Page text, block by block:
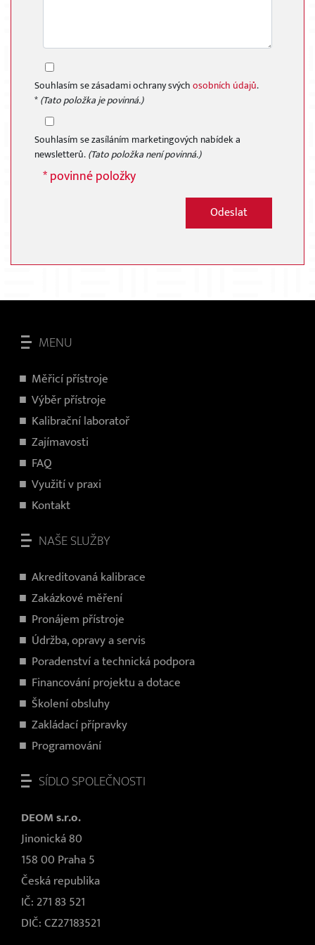
Souhlasím se zásadami ochrany svýchosobních údajů.
*(Tato položka je povinná.)
Souhlasím se zasíláním marketingových nabídek a
newsletterů.(Tato položka není povinná.)
* povinné položky
Odeslat
MENU
Měřicí přístroje
Výběr přístroje
Kalibrační laboratoř
Zajímavosti
FAQ
Využití v praxi
Kontakt
NAŠE SLUŽBY
Akreditovaná kalibrace
Zakázkové měření
Pronájem přístroje
Údržba, opravy a servis
Poradenství a technická podpora
Financování projektu a dotace
Školení obsluhy
Zakládací přípravky
Programování
SÍDLO SPOLEČNOSTI
DEOM s.r.o.
Jinonická 80
158 00 Praha 5
Česká republika
IČ: 271 83 521
DIČ: CZ27183521